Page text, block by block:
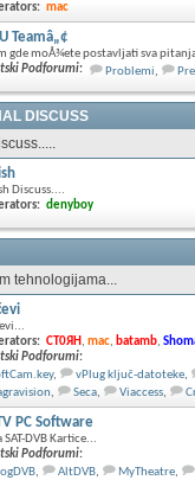
mac
Teamâ„¢
gde moÅ¾ete postavljati sva
Podforumi: Problemi,
DISCUSS
Discuss....
denyboy
tehnologijama...
CT0ЯH , mac, batamb,
Podforumi:
, vPlug ključ-datoteke,
, Seca, Viaccess,
PC Software
SAT-DVB Kartice...
Podforumi:
, AltDVB, MyTheatre,